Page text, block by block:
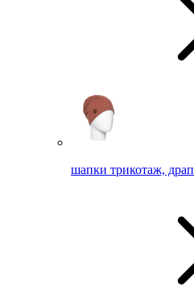
шапки трикотаж, драп